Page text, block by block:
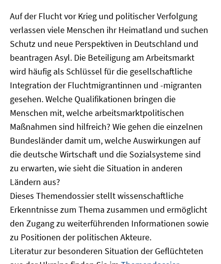
Auf der Flucht vor Krieg und politischer Verfolgung
verlassen viele Menschen ihr Heimatland und suchen
Schutz und neue Perspektiven in Deutschland und
beantragen Asyl. Die Beteiligung am Arbeitsmarkt
wird häufig als Schlüssel für die gesellschaftliche
Integration der Fluchtmigrantinnen und -migranten
gesehen. Welche Qualifikationen bringen die
Menschen mit, welche arbeitsmarktpolitischen
Maßnahmen sind hilfreich? Wie gehen die einzelnen
Bundesländer damit um, welche Auswirkungen auf
die deutsche Wirtschaft und die Sozialsysteme sind
zu erwarten, wie sieht die Situation in anderen
Ländern aus?
Dieses Themendossier stellt wissenschaftliche
Erkenntnisse zum Thema zusammen und ermöglicht
den Zugang zu weiterführenden Informationen sowie
zu Positionen der politischen Akteure.
Literatur zur besonderen Situation der Geflüchteten